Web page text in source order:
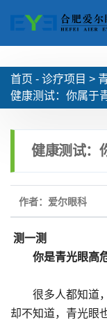
首页 - 诊疗项目 >
健康测试：你属于
健康测试：
作者：爱尔眼科
测一测
你是青光眼高危
很多人都知道，
却不知道，青光眼